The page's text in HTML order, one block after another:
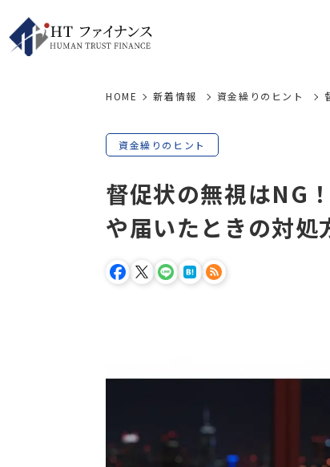
HOME 新着情報 資金繰りのヒント
資金繰りのヒント
督促状の無視はNG
や届いたときの対処